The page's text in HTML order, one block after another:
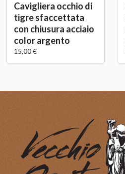
Cavigliera occhio di
tigre sfaccettata
con chiusura acciaio
color argento
15,00 €